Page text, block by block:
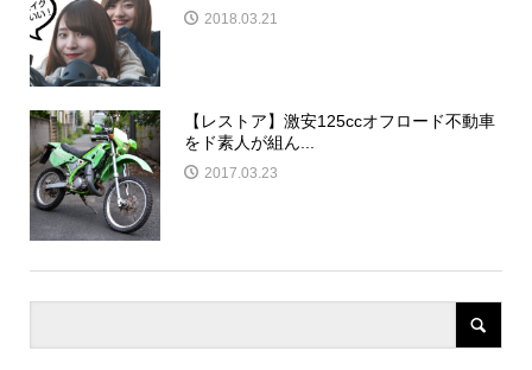
2018.03.21
【レストア】激安125ccオフロード不動車
をド素人が組ん...
2017.03.23